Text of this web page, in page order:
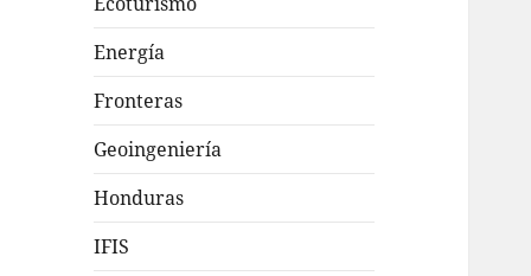
Energía
Fronteras
Geoingeniería
Honduras
IFIS